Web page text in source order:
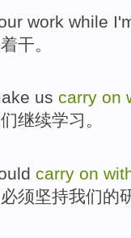
work while I
干。
us carry on
继续学习 。
carry on
必须坚持我们的